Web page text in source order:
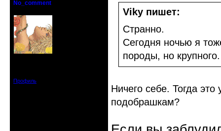
No_comment
Профиль
Viky пишет:
Странно.
Сегодня ночью я
породы, но
Ничего себе. Тогда
подобрашкам?